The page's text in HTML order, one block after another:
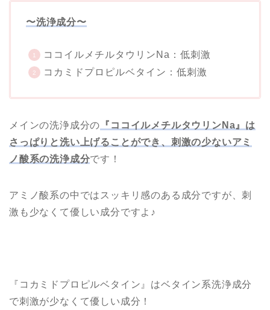
〜洗浄成分〜
ココイルメチルタウリンNa：低刺激
コカミドプロピルベタイン：低刺激
メインの洗浄成分の 『ココイルメチルタウリンNa』は
さっぱりと洗い上げることができ、 刺激の少ないアミ
ノ酸系の洗浄成分です！
アミノ酸系の中ではスッキリ感のある成分ですが、刺
激も少なくて優しい成分ですよ♪
『コカミドプロピルベタイン』はベタイン系洗浄成分
で刺激が少なくて優しい成分！